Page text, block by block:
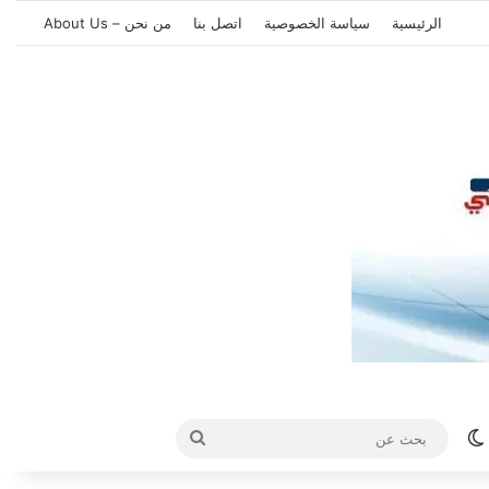
الرئيسية سياسة الخصوصية اتصل بنا من نحن – About Us
الوضع المظلم
بحث